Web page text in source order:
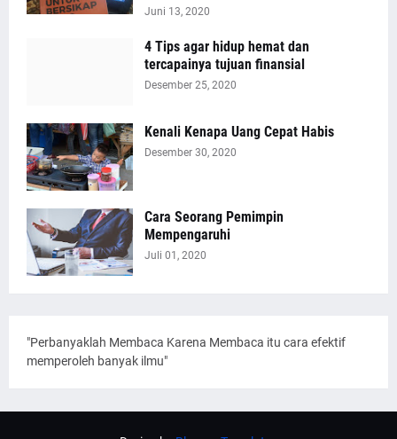
Juni 13, 2020
4 Tips agar hidup hemat dan
tercapainya tujuan finansial
Desember 25, 2020
Kenali Kenapa Uang Cepat Habis
Desember 30, 2020
Cara Seorang Pemimpin
Mempengaruhi
Juli 01, 2020
"Perbanyaklah Membaca Karena Membaca itu cara efektif
memperoleh banyak ilmu"